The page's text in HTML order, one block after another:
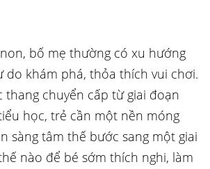
bố mẹ thường có xu hướng
do khám phá, thỏa thích vui chơi.
thang chuyển cấp từ giai đoạn
học, trẻ cần một nền móng
sàng tâm thế bước sang một giai
nào để bé sớm thích nghi, làm